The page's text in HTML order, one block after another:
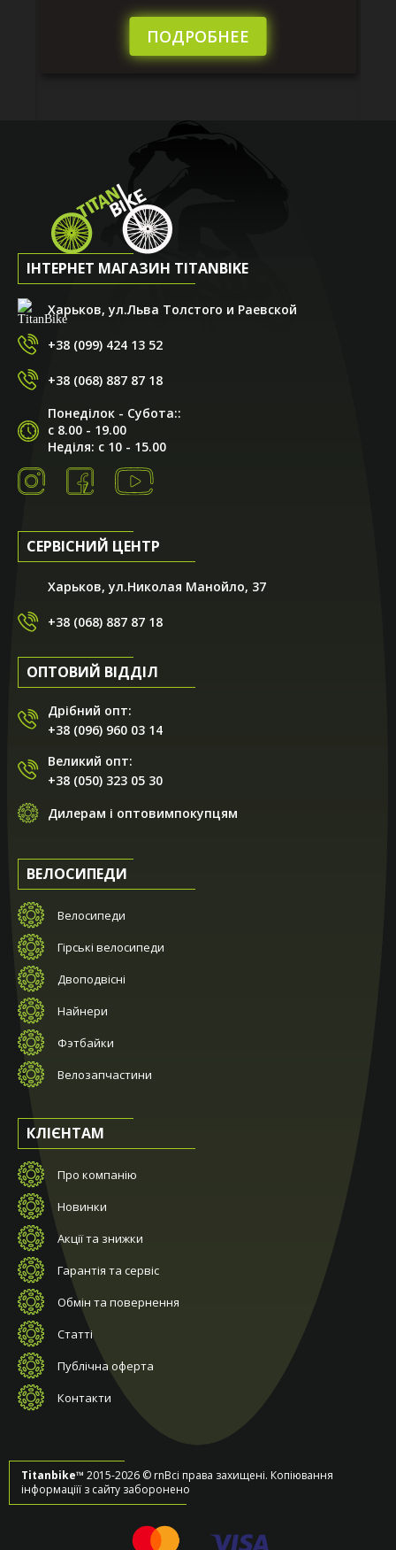
ПОДРОБНЕЕ
ІНТЕРНЕТ МАГАЗИН TITANBIKE
Харьков, ул.Льва Толстого и Раевской
+38 (099) 424 13 52
+38 (068) 887 87 18
Понеділок - Субота::
с 8.00 - 19.00
Неділя: с 10 - 15.00
СЕРВІСНИЙ ЦЕНТР
Харьков, ул.Николая Манойло, 37
+38 (068) 887 87 18
ОПТОВИЙ ВІДДІЛ
Дрібний опт:
+38 (096) 960 03 14
Великий опт:
+38 (050) 323 05 30
Дилерам і оптовимпокупцям
ВЕЛОСИПЕДИ
Велосипеди
Гірські велосипеди
Двоподвісні
Найнери
Фэтбайки
Велозапчастини
КЛІЄНТАМ
Про компанію
Новинки
Акції та знижки
Гарантія та сервіс
Обмін та повернення
Статті
Публічна оферта
Контакти
Titanbike™ 2015-2026 © rnВсі права захищені. Копіювання
інформаціїї з сайту заборонено